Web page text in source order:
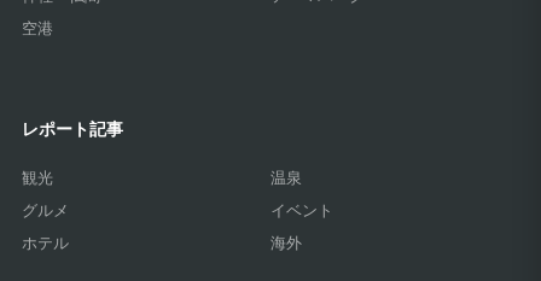
空港
レポート記事
観光
温泉
グルメ
イベント
ホテル
海外